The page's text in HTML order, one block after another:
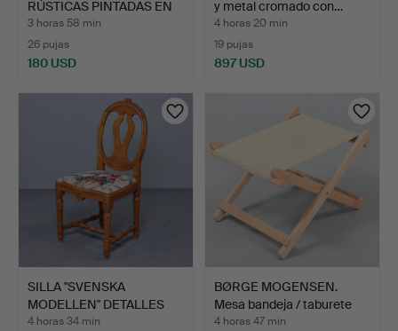
RÚSTICAS PINTADAS EN
AZUL…
3 horas 58 min
26 pujas
180 USD
y metal cromado con…
4 horas 20 min
19 pujas
897 USD
SILLA "SVENSKA
MODELLEN" DETALLES
TALLADOS…
4 horas 34 min
BØRGE MOGENSEN.
Mesa bandeja / taburete
Fa…
4 horas 47 min